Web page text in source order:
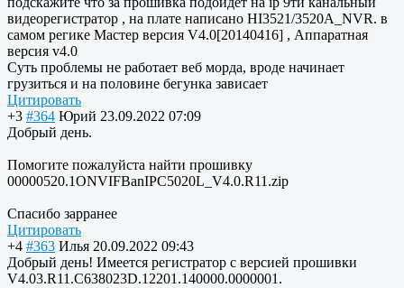
видеорегистратор , на плате написано HI3521/3520A_NVR. в
самом регике Мастер версия V4.0[20140416] , Аппаратная
версия v4.0
Суть проблемы не работает веб морда, вроде начинает
грузиться и на половине бегунка зависает
Цитировать
+3 #364 Юрий 23.09.2022 07:09
Добрый день.
Помогите пожалуйста найти прошивку
00000520.1ONVIFBanIPC5020L_V4.0.R11.zip
Спасибо зарранее
Цитировать
+4 #363 Илья 20.09.2022 09:43
Добрый день! Имеется регистратор с версией прошивки
V4.03.R11.C638023D.12201.140000.0000001.